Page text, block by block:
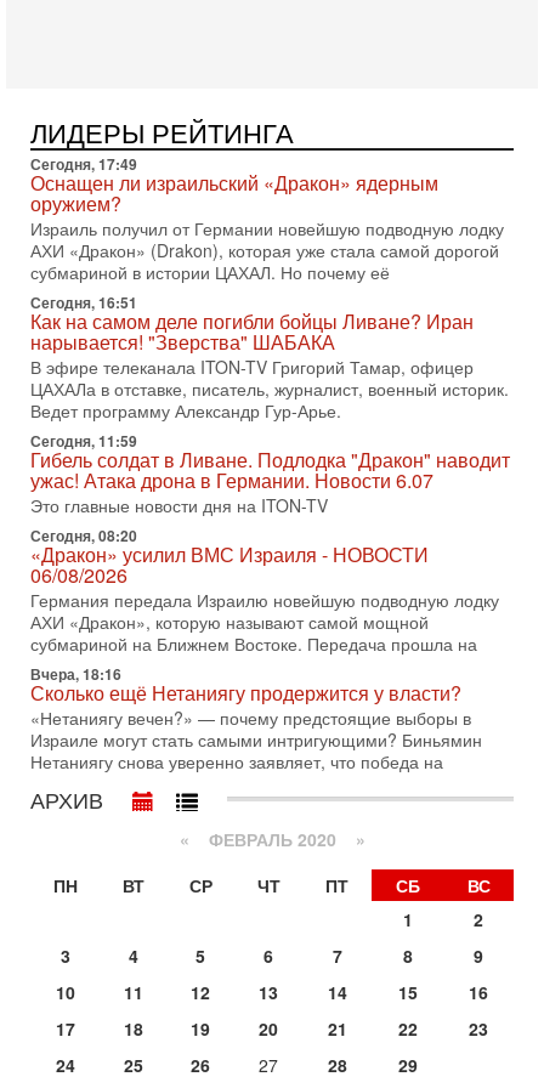
раз?
Голоса русскоязычных репатриантов не раз кардинально
меняли политический ландшафт Израиля. Достаточно
вспомнить взлет партии «Исраэль ба-алия», когда
31-07-2026, 17:00
Тайны закрытых дверей: о чём на самом деле
молчат Трамп и Нетаньяху?
Недавний визит премьер-министра Израиля Биньямина
Нетаньяху в США и его встреча с Дональдом Трампом
оставили больше вопросов, чем ответов. Полная
31-07-2026, 15:18
Иран готовит покушение на Нетаниягу! Трамп не
хочет эскалации, но КСИР готовит взрыв!
В эфире телеканала ITON-TV СЕРГЕЙ МИГДАЛЬ, эксперт
по вопросам безопасности, офицер запаса
Международного управления полиции Израиля, автор
31-07-2026, 09:02
Битва за разоружение ХАМАСа - НОВОСТИ
31/07/2026
Сегодня президент США Дональд Трамп заявил о
достижении исторического соглашения о полном
разоружении ХАМАСа и других вооруженных группировок в
Иран доведет Трампа до крайних мер? Разбор и
оценка от военного обозревателя Давида Шарпа
Ситуация вокруг противостояния Ирана и США накаляется
с каждым днем. Почему Трамп в самый последний момент
отменил решение о нанесении тяжелых ударов
30-07-2026, 16:54
Покупатель авиакомпании «Аркия» намерен
запретить полеты по субботам!
Вокруг возможной продажи авиакомпании «Аркия»
разгорается громкий конфликт.
Трамп готовит удар по Ирану - НОВОСТИ 30/07/2026
возможность масштабной военной операции против Ирана
после ракетной атаки на американскую базу в
Трамп взбешен атакой на базы! Иран играет с огнем.
ЛИДЕРЫ РЕЙТИНГА
Сегодня, 17:49
Оснащен ли израильский «Дракон» ядерным
оружием?
Израиль получил от Германии новейшую подводную лодку
АХИ «Дракон» (Drakon), которая уже стала самой дорогой
субмариной в истории ЦАХАЛ. Но почему её
Сегодня, 16:51
Как на самом деле погибли бойцы Ливане? Иран
нарывается! "Зверства" ШАБАКА
В эфире телеканала ITON-TV Григорий Тамар, офицер
ЦАХАЛа в отставке, писатель, журналист, военный историк.
Ведет программу Александр Гур-Арье.
Сегодня, 11:59
Гибель солдат в Ливане. Подлодка "Дракон" наводит
ужас! Атака дрона в Германии. Новости 6.07
Это главные новости дня на ITON-TV
Сегодня, 08:20
«Дракон» усилил ВМС Израиля - НОВОСТИ
06/08/2026
Германия передала Израилю новейшую подводную лодку
АХИ «Дракон», которую называют самой мощной
субмариной на Ближнем Востоке. Передача прошла на
Вчера, 18:16
Сколько ещё Нетаниягу продержится у власти?
«Нетаниягу вечен?» — почему предстоящие выборы в
Израиле могут стать самыми интригующими? Биньямин
Нетаниягу снова уверенно заявляет, что победа на
АРХИВ
« ФЕВРАЛЬ 2020 »
ПН
ВТ СР ЧТ ПТ СБ
ВС
1
2
3
4 5 6 7 8
9
10
11 12 13 14 15
16
17
18 19 20 21 22
23
24
25 26 27 28 29